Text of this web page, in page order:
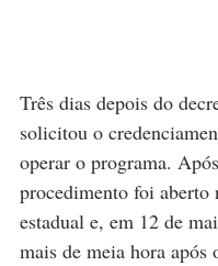
Três dias depois do
solicitou o
operar o programa.
procedimento foi aberto
estadual e, em 12 de
mais de meia hora após